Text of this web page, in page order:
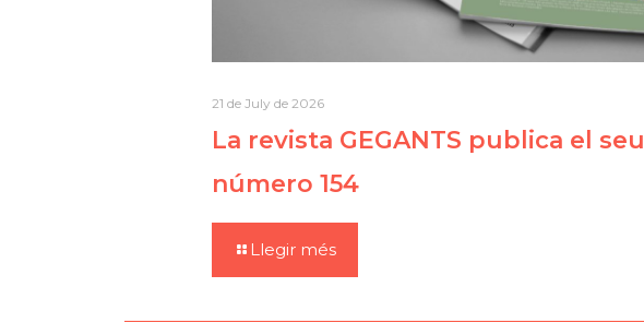
21 de July de 2026
La revista GEGANTS publica el seu
número 154
Llegir més